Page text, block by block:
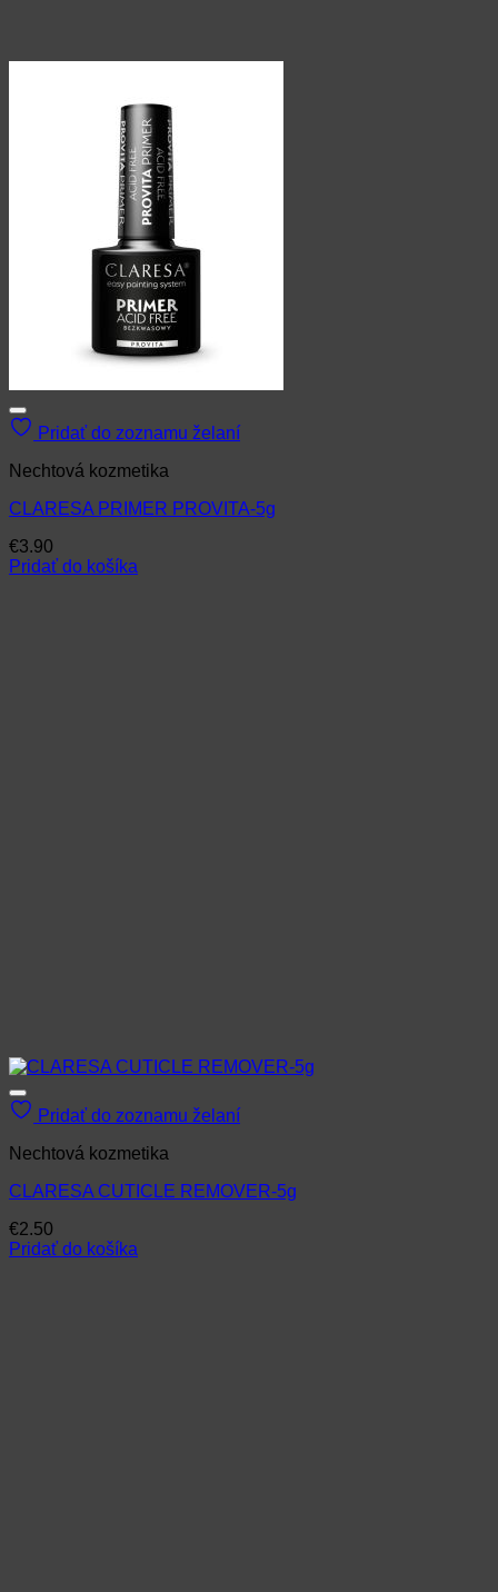
Pridať do zoznamu želaní
Nechtová kozmetika
CLARESA PRIMER PROVITA-5g
€3.90
Pridať do košíka
Pridať do zoznamu želaní
Nechtová kozmetika
CLARESA CUTICLE REMOVER-5g
€2.50
Pridať do košíka